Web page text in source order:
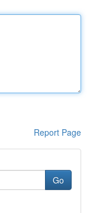
Report Page
Go